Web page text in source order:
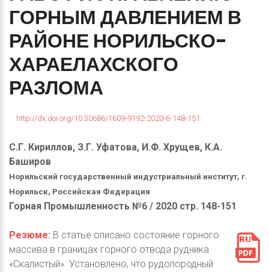
ГОРНЫМ ДАВЛЕНИЕМ В
РАЙОНЕ НОРИЛЬСКО-
ХАРАЕЛАХСКОГО
РАЗЛОМА
http://dx.doi.org/10.30686/1609-9192-2020-6-148-151
С.Г. Кириллов, З.Г. Уфатова, И.Ф. Хрущев, К.А.
Баширов
Норильский государственный индустриальный институт, г.
Норильск, Российская Федерация
Горная Промышленность №6 / 2020 стр. 148-151
Резюме: В статье описано состояние горного
массива в границах горного отвода рудника
«Скалистый». Установлено, что рудопородный